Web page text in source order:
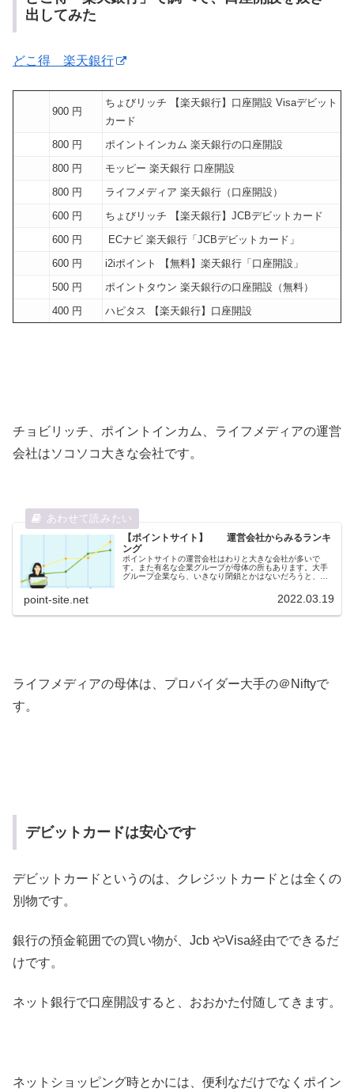
出してみた
どこ得 楽天銀行
900 円
ちょびリッチ 【楽天銀行】口座開設 Visaデビット
カード
800 円
ポイントインカム 楽天銀行の口座開設
800 円
モッピー 楽天銀行 口座開設
800 円
ライフメディア 楽天銀行（口座開設）
600 円
ちょびリッチ 【楽天銀行】JCBデビットカード
600 円
ECナビ 楽天銀行「JCBデビットカード」
600 円
i2iポイント 【無料】楽天銀行「口座開設」
500 円
ポイントタウン 楽天銀行の口座開設（無料）
400 円
ハピタス 【楽天銀行】口座開設
チョビリッチ、ポイントインカム、ライフメディアの運営
会社はソコソコ大きな会社です。
【ポイントサイト】 運営会社からみるランキ
ング
ポイントサイトの運営会社はわりと大きな会社が多いで
す。また有名な企業グループが母体の所もあります。大手
グループ企業なら、いきなり閉鎖とかはないだろうと、思
point-site.net 2022.03.19
ライフメディアの母体は、プロバイダー大手の＠Niftyで
す。
デビットカードは安心です
デビットカードというのは、クレジットカードとは全くの
別物です。
銀行の預金範囲での買い物が、Jcb やVisa経由でできるだ
けです。
ネット銀行で口座開設すると、おおかた付随してきます。
ネットショッピング時とかには、便利なだけでなくポイン